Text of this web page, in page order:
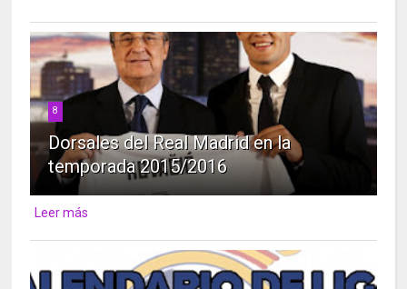
8
Dorsales del Real Madrid en la
temporada 2015/2016
Leer más